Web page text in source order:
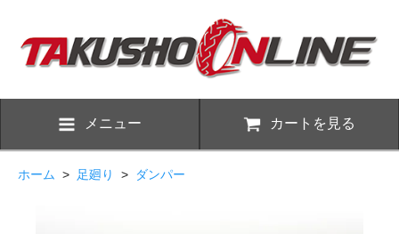
メニュー カートを見る
ホーム > 足廻り > ダンパー